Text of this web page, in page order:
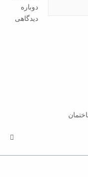
دوباره
دیدگاهی